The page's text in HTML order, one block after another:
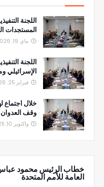
اللجنة
المستجدات
ماي 19, 2026
اللجنة
الإسرائيلي
فبراير 25, 2026
خلال اجتماع
وقف
واكتوبر 10, 2025
العامة للأمم المتحدة